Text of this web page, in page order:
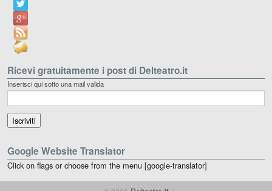
Ricevi gratuitamente i post di Delteatro.it
Inserisci qui sotto una mail valida
Google Website Translator
Click on flags or choose from the menu [google-translator]